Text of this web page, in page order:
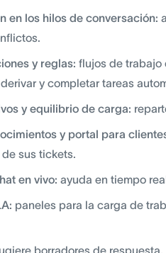
en los hilos de conversación:
y reglas: flujos de trabajo
y completar tareas
y equilibrio de carga:
y portal para
sus tickets.
en vivo: ayuda en tiempo
paneles para la carga de